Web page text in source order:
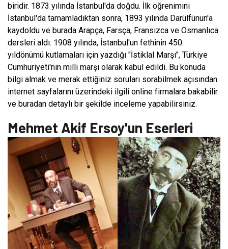
biridir. 1873 yılında İstanbul'da doğdu. İlk öğrenimini
İstanbul'da tamamladıktan sonra, 1893 yılında Darülfünun'a
kaydoldu ve burada Arapça, Farsça, Fransızca ve Osmanlıca
dersleri aldı. 1908 yılında, İstanbul'un fethinin 450.
yıldönümü kutlamaları için yazdığı "İstiklal Marşı", Türkiye
Cumhuriyeti'nin milli marşı olarak kabul edildi. Bu konuda
bilgi almak ve merak ettiğiniz soruları sorabilmek açısından
internet sayfalarını üzerindeki ilgili online firmalara bakabilir
ve buradan detaylı bir şekilde inceleme yapabilirsiniz.
Mehmet Akif Ersoy'un Eserleri